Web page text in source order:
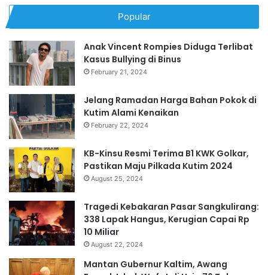
Popular
Anak Vincent Rompies Diduga Terlibat
Kasus Bullying di Binus
February 21, 2024
Jelang Ramadan Harga Bahan Pokok di
Kutim Alami Kenaikan
February 22, 2024
KB-Kinsu Resmi Terima B1 KWK Golkar,
Pastikan Maju Pilkada Kutim 2024
August 25, 2024
Tragedi Kebakaran Pasar Sangkulirang:
338 Lapak Hangus, Kerugian Capai Rp
10 Miliar
August 22, 2024
Mantan Gubernur Kaltim, Awang